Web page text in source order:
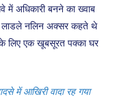
में अधिकारी बनने का ख्वाब
लाडले नलिन अक्सर कहते थे
के लिए एक खूबसूरत पक्का घर
में आखिरी वादा रह गया